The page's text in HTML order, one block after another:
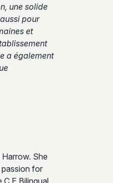
une solide
pour
et
a également
She
passion for
E Bilingual